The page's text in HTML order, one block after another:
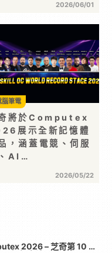
2026/06/01
將於Computex
展示全新記憶體
，涵蓋電競、伺服
AI…
2026/05/22
腦筆電
2026 – 芝奇第 10 屆